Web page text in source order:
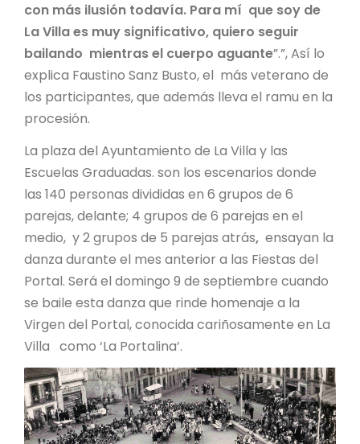
con más ilusión todavía. Para mí que soy de
La Villa es muy significativo, quiero seguir
bailando mientras el cuerpo aguante”.”, Así lo
explica Faustino Sanz Busto, el más veterano de
los participantes, que además lleva el ramu en la
procesión.
La plaza del Ayuntamiento de La Villa y las
Escuelas Graduadas. son los escenarios donde
las 140 personas divididas en 6 grupos de 6
parejas, delante; 4 grupos de 6 parejas en el
medio, y 2 grupos de 5 parejas atrás, ensayan la
danza durante el mes anterior a las Fiestas del
Portal. Será el domingo 9 de septiembre cuando
se baile esta danza que rinde homenaje a la
Virgen del Portal, conocida cariñosamente en La
Villa como ‘La Portalina’.